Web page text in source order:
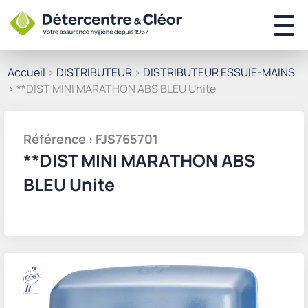
Accueil > DISTRIBUTEUR > DISTRIBUTEUR ESSUIE-MAINS
> **DIST MINI MARATHON ABS BLEU Unite
Référence : FJS765701
**DIST MINI MARATHON ABS
BLEU Unite